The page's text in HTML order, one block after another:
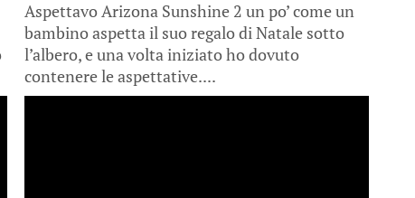
Aspettavo Arizona Sunshine 2 un po’ come un
bambino aspetta il suo regalo di Natale sotto
l’albero, e una volta iniziato ho dovuto
contenere le aspettative....